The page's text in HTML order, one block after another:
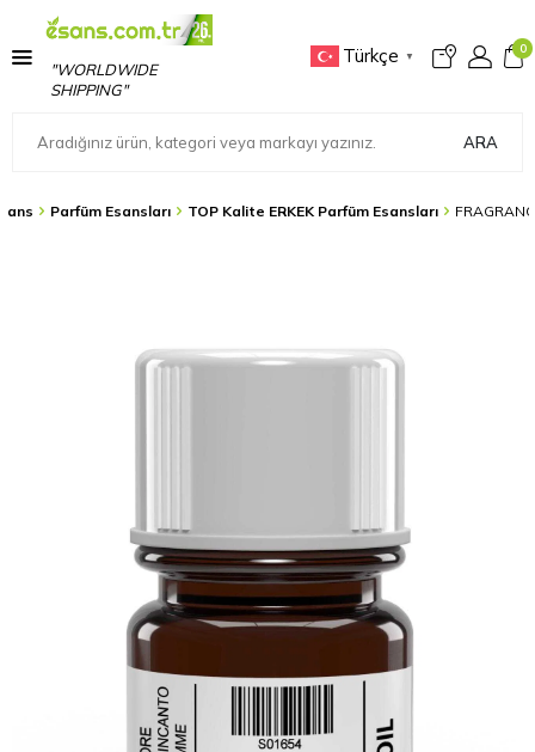
"WORLDWIDE
SHIPPING"
Türkçe ▼
0
ARA
Parfüm Esansları TOP Kalite ERKEK Parfüm Esansları